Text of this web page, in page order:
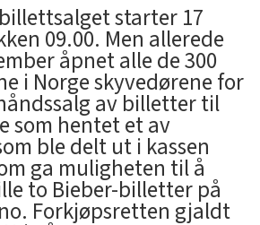
starter 17
09.00. Men allerede
åpnet alle de 300
i Norge skyvedørene for
av billetter til
som hentet et av
ble delt ut i kassen
ga muligheten til å
to Bieber-billetter på
Forkjøpsretten gjaldt